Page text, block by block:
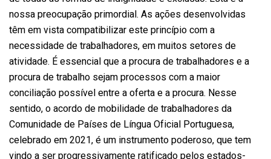
nossa preocupação primordial. As ações desenvolvidas
têm em vista compatibilizar este princípio com a
necessidade de trabalhadores, em muitos setores de
atividade. É essencial que a procura de trabalhadores e a
procura de trabalho sejam processos com a maior
conciliação possível entre a oferta e a procura. Nesse
sentido, o acordo de mobilidade de trabalhadores da
Comunidade de Países de Língua Oficial Portuguesa,
celebrado em 2021, é um instrumento poderoso, que tem
vindo a ser progressivamente ratificado pelos estados-